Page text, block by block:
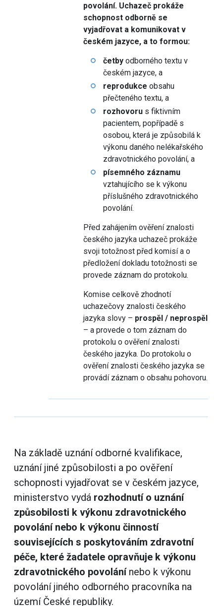
povolání. Uchazeč prokáže
schopnost odborně se
vyjadřovat a komunikovat v
českém jazyce, a to formou:
četbyodborného textu v
českém jazyce, a
reprodukce obsahu
přečteného textu, a
rozhovorus fiktivním
pacientem, popřípadě s
osobou, která je způsobilá k
výkonu daného nelékařského
zdravotnického povolání, a
písemného záznamu
vztahujícího se k výkonu
příslušného zdravotnického
povolání.
Před zahájením ověření znalosti
českého jazyka uchazeč prokáže
svoji totožnost před komisí a o
předložení dokladu totožnosti se
provede záznam do protokolu.
Komise celkově zhodnotí
uchazečovy znalosti českého
jazyka slovy – prospěl / neprospěl
– a provede o tom záznam do
protokolu o ověření znalosti
českého jazyka. Do protokolu o
ověření znalosti českého jazyka se
provádí záznam o obsahu pohovoru.
Na základě uznání odborné kvalifikace,
uznání jiné způsobilosti a po ověření
schopnosti vyjadřovat se v českém jazyce,
ministerstvo vydá rozhodnutí o uznání
způsobilosti k výkonu zdravotnického
povolání nebo k výkonu činností
souvisejících s poskytováním zdravotní
péče, které žadatele opravňuje k výkonu
zdravotnického povolání nebo k výkonu
povolání jiného odborného pracovníka na
území České republiky.